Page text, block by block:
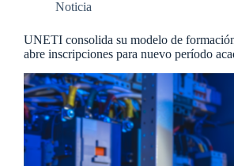
Noticia
UNETI consolida su modelo de
abre inscripciones para nuevo período